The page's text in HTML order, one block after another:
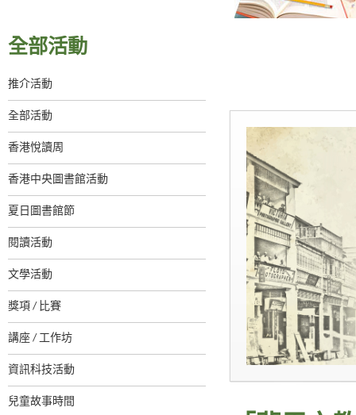
全部活動
推介活動
全部活動
香港悅讀周
香港中央圖書館活動
夏日圖書館節
閱讀活動
文學活動
獎項 / 比賽
講座 / 工作坊
資訊科技活動
兒童故事時間